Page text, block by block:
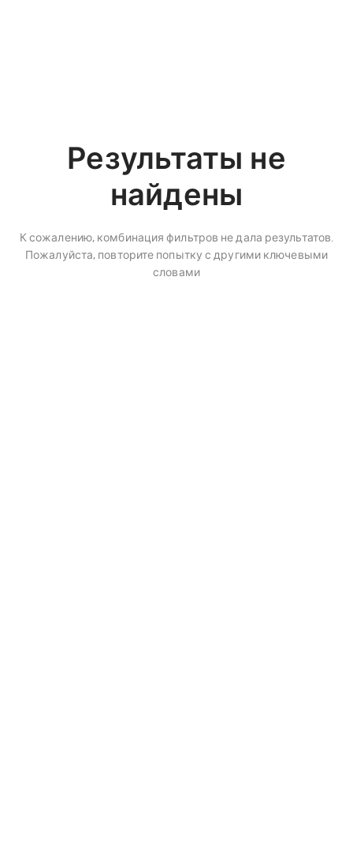
Результаты не
найдены
К сожалению, комбинация фильтров не дала результатов.
Пожалуйста, повторите попытку с другими ключевыми
словами